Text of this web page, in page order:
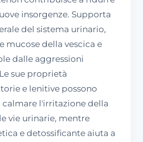
insorgenze. Supporta
del sistema urinario,
mucose della vescica e
dalle aggressioni
sue proprietà
e lenitive possono
l'irritazione della
vie urinarie, mentre
e detossificante aiuta a